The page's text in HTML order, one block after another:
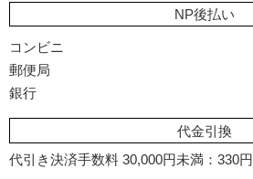
NP後払い
コンビニ
郵便局
銀行
代金引換
代引き決済手数料 30,000円未満：330円